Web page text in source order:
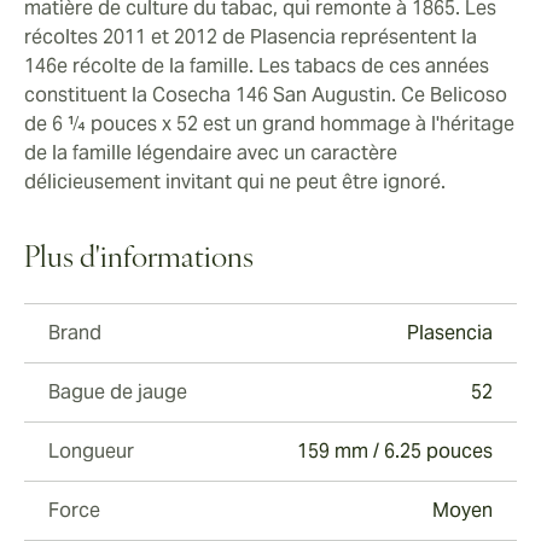
matière de culture du tabac, qui remonte à 1865. Les
récoltes 2011 et 2012 de Plasencia représentent la
146e récolte de la famille. Les tabacs de ces années
constituent la Cosecha 146 San Augustin. Ce Belicoso
de 6 ¼ pouces x 52 est un grand hommage à l'héritage
de la famille légendaire avec un caractère
délicieusement invitant qui ne peut être ignoré.
Plus d'informations
Brand Plasencia
Bague de jauge 52
Longueur 159 mm / 6.25 pouces
Force Moyen